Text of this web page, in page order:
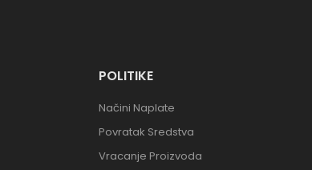
POLITIKE
Načini Naplate
Povratak Sredstva
Vracanje Proizvoda